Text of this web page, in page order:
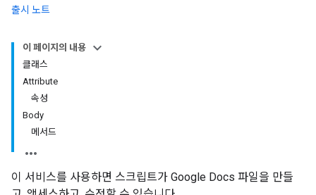
출시 노트
이 페이지의 내용
클래스
Attribute
속성
Body
메서드
이 서비스를 사용하면 스크립트가 Google Docs 파일을 만들